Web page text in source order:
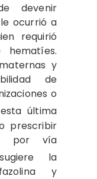
devenir
ocurrió a
requirió
y
de
o
última
prescribir
por vía
la
y